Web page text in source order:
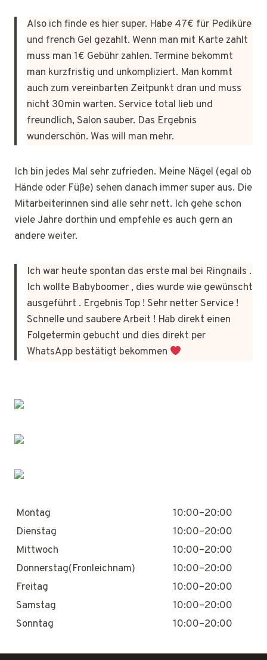
Also ich finde es hier super. Habe 47€ für Pediküre
und french Gel gezahlt. Wenn man mit Karte zahlt
muss man 1€ Gebühr zahlen. Termine bekommt
man kurzfristig und unkompliziert. Man kommt
auch zum vereinbarten Zeitpunkt dran und muss
nicht 30min warten. Service total lieb und
freundlich, Salon sauber. Das Ergebnis
wunderschön. Was will man mehr.
Ich bin jedes Mal sehr zufrieden. Meine Nägel (egal ob
Hände oder Füße) sehen danach immer super aus. Die
Mitarbeiterinnen sind alle sehr nett. Ich gehe schon
viele Jahre dorthin und empfehle es auch gern an
andere weiter.
Ich war heute spontan das erste mal bei Ringnails .
Ich wollte Babyboomer , dies wurde wie gewünscht
ausgeführt . Ergebnis Top ! Sehr netter Service !
Schnelle und saubere Arbeit ! Hab direkt einen
Folgetermin gebucht und dies direkt per
WhatsApp bestätigt bekommen
Montag
10:00–20:00
Dienstag
10:00–20:00
Mittwoch
10:00–20:00
Donnerstag(Fronleichnam)
10:00–20:00
Freitag
10:00–20:00
Samstag
10:00–20:00
Sonntag
10:00–20:00